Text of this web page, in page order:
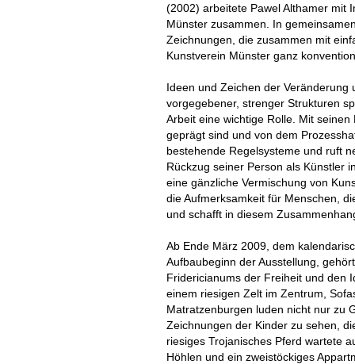
(2002) arbeitete Pawel Althamer mit
Münster zusammen. In
Zeichnungen, die zusammen mit
Kunstverein Münster ganz
Ideen und Zeichen der Veränderung
vorgegebener, strenger Strukturen
Arbeit eine wichtige Rolle. Mit
geprägt sind und von dem
bestehende Regelsysteme und ruft
Rückzug seiner Person als Künstler
eine gänzliche Vermischung von
die Aufmerksamkeit für Menschen,
und schafft in diesem
Ab Ende März 2009, dem
Aufbaubeginn der Ausstellung,
Fridericianums der Freiheit und den
einem riesigen Zelt im Zentrum,
Matratzenburgen luden nicht nur zu
Zeichnungen der Kinder zu sehen,
riesiges Trojanisches Pferd wartete
Höhlen und ein zweistöckiges